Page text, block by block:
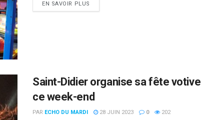
EN SAVOIR PLUS
Saint-Didier organise sa fête votive
ce week-end
PAR ECHO DU MARDI 28 JUIN 2023 0 202